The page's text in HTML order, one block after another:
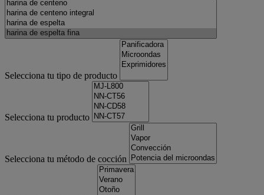
Selecciona tu tipo de producto
Selecciona tu producto
Selecciona tu método de cocción